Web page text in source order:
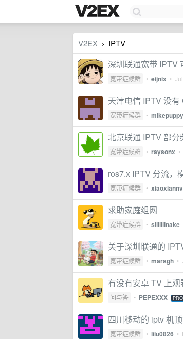
V2EX › IPTV
深圳联通宽带 IPTV
宽带症候群 • eijnix •
天津电信 IPTV 没
宽带症候群 •
北京联通 IPTV 部
宽带症候群 • raysonx •
ros7.x IPTV 分流，
宽带症候群 • xiaoxiannv
求助家庭组网
宽带症候群 • siiiiiiinake
关于深圳联通的
宽带症候群 • marsgh •
有没有安卓 TV 上观
问与答 • PEPEXXX PRO
四川移动的 iptv 机
宽带症候群 • lilu0826 •